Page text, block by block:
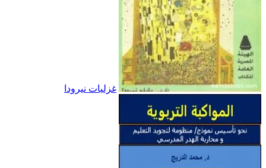
غزليات نيرودا